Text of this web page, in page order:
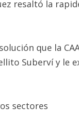
resaltó la
que la
Suberví y le
sectores